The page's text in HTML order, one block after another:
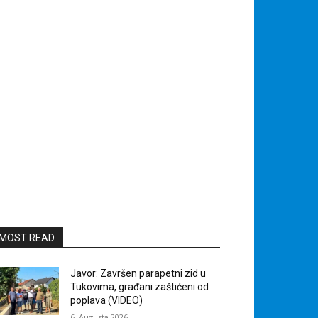
READ
Javor: Završen parapetni zid u
Tukovima, građani zaštićeni od
poplava (VIDEO)